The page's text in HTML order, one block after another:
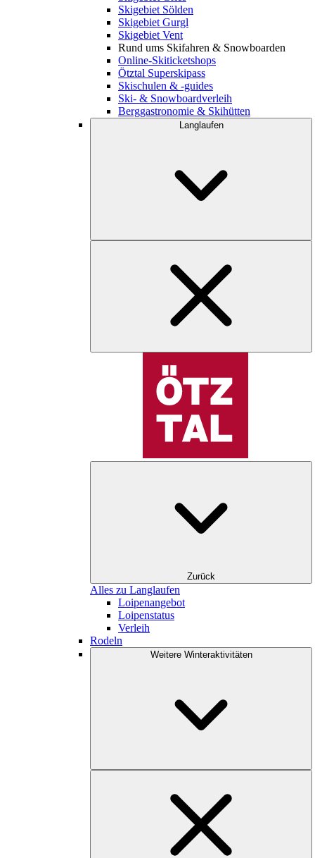
Skigebiet Sölden
Skigebiet Gurgl
Skigebiet Vent
Rund ums Skifahren & Snowboarden
Online-Skiticketshops
Ötztal Superskipass
Skischulen & -guides
Ski- & Snowboardverleih
Berggastronomie & Skihütten
Langlaufen
Zurück
Alles zu Langlaufen
Loipenangebot
Loipenstatus
Verleih
Rodeln
Weitere Winteraktivitäten